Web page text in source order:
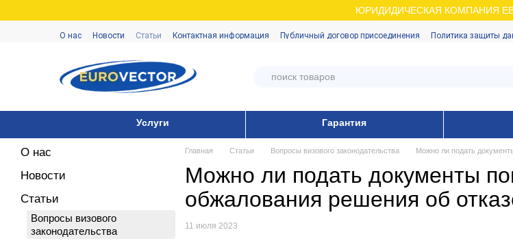
ЮРИДИДИЧЕСКАЯ КОМПАНИЯ
О нас Новости Статьи Контактная информация Публичный договор присоединения Политика защиты
Услуги Гарантия
Главная Статьи Вопросы визового законодательства Можно ли подать
Можно ли подать документы
обжалования решения об
11 июля 2023
О нас
Новости
Статьи
Вопросы визового
законодательства